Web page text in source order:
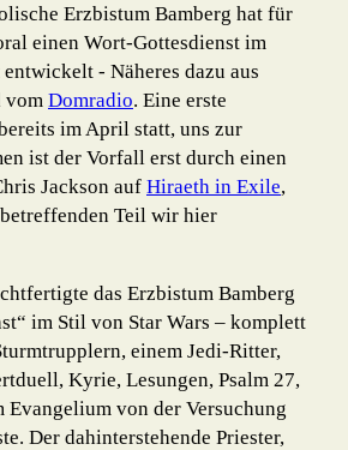
Erzbistum Bamberg hat für
einen Wort-Gottesdienst im
- Näheres dazu aus
vom Domradio. Eine erste
im April statt, uns zur
ist der Vorfall erst durch einen
Jackson auf Hiraeth in Exile,
Teil wir hier
das Erzbistum Bamberg
im Stil von Star Wars – komplett
einem Jedi-Ritter,
Kyrie, Lesungen, Psalm 27,
Evangelium von der Versuchung
Der dahinterstehende Priester,